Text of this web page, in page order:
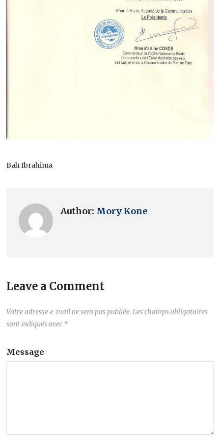
Bah Ibrahima
Author: Mory Kone
Leave a Comment
Votre adresse e-mail ne sera pas publiée. Les champs obligatoires
sont indiqués avec *
Message